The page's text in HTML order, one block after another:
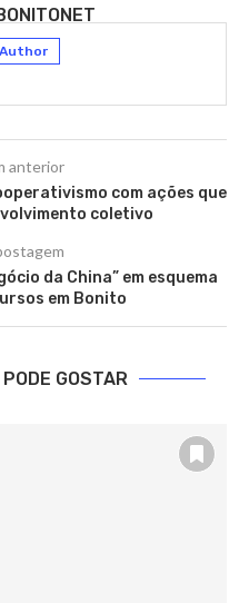
anterior
com ações que
coletivo
da China” em esquema
em Bonito
GOSTAR